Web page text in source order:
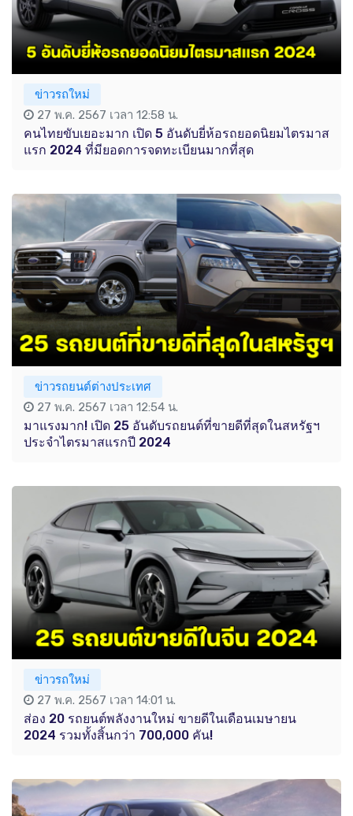
ข่าวรถใหม่
27 พ.ค. 2567 เวลา 12:58 น.
คนไทยขับเยอะมาก เปิด 5 อันดับยี่ห้อรถยอดนิยมไตรมาส
แรก 2024 ที่มียอดการจดทะเบียนมากที่สุด
ข่าวรถยนต์ต่างประเทศ
27 พ.ค. 2567 เวลา 12:54 น.
มาแรงมาก! เปิด 25 อันดับรถยนต์ที่ขายดีที่สุดในสหรัฐฯ
ประจำไตรมาสแรกปี 2024
ข่าวรถใหม่
27 พ.ค. 2567 เวลา 14:01 น.
ส่อง 20 รถยนต์พลังงานใหม่ ขายดีในเดือนเมษายน
2024 รวมทั้งสิ้นกว่า 700,000 คัน!